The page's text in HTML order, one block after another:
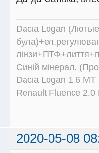
Dacia Logan
Синій мінерал.
Dacia Logan 1.6 MT
Renault Fluence
2020-05-08